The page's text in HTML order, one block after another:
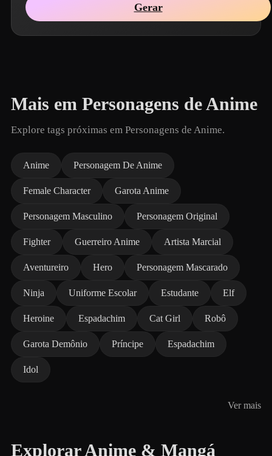
Gerar
Mais em Personagens de Anime
Explore tags próximas em Personagens de Anime.
Anime Personagem De Anime
Female Character Garota Anime
Personagem Masculino Personagem Original
Fighter Guerreiro Anime Artista Marcial
Aventureiro Hero Personagem Mascarado
Ninja Uniforme Escolar Estudante Elf
Heroine Espadachim Cat Girl Robô
Garota Demônio Príncipe Espadachim
Idol
Ver mais
Explorar Anime & Mangá